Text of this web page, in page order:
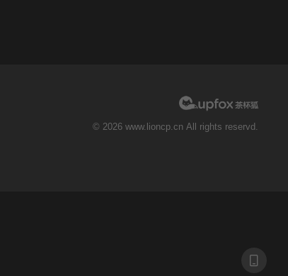
© 2026 www.lioncp.cn All rights reservd.